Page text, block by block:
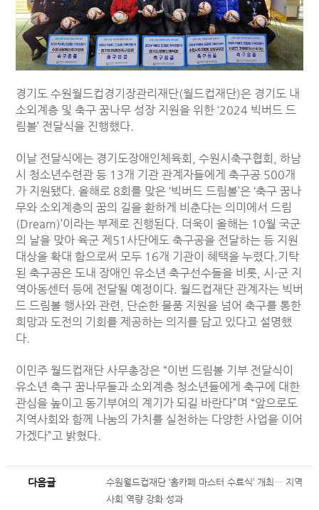
경기도 수원월드컵경기장관리재단(월드컵재단)은 경기도 내
소외계층 및 축구 꿈나무 성장 지원을 위한 ‘2024 빅버드 드
림볼’ 전달식을 진행했다.
이날 전달식에는 경기도장애인체육회, 수원시축구협회, 하남
시 청소년수련관 등 13개 기관 관계자들에게 축구공 500개
가 지원됐다. 올해로 8회를 맞은 ‘빅버드 드림볼’은 ‘축구 꿈나
무와 소외계층의 꿈의 길을 환하게 비춘다는 의미에서 드림
(Dream)’이라는 부제로 진행된다. 더욱이 올해는 10월 국군
의 날을 맞아 육군 제51사단에도 축구공을 전달하는 등 지원
대상을 확대 함으로써 모두 16개 기관이 혜택을 누렸다.기탁
된 축구공은 도내 장애인 유소년 축구선수들을 비롯, 시·군 지
역아동센터 등에 전달될 예정이다. 월드컵재단 관계자는 빅버
드 드림볼 행사와 관련, 단순한 물품 지원을 넘어 축구를 통한
희망과 도전의 기회를 제공하는 의지를 담고 있다고 설명했
다.
이민주 월드컵재단 사무총장은 “이번 드림볼 기부 전달식이
유소년 축구 꿈나무들과 소외계층 청소년들에게 축구에 대한
관심을 높이고 동기부여의 계기가 되길 바란다”며 “앞으로도
지역사회와 함께 나눔의 가치를 실천하는 다양한 사업을 이어
가겠다”고 밝혔다.
다음글
수원월드컵재단 ‘홈카페 마스터 수료식’ 개최… 지역
사회 역량 강화 성과